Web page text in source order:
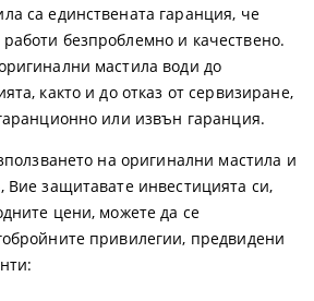
са единствената гаранция, че
безпроблемно и качествено.
мастила води до
както и до отказ от сервизиране,
или извън гаранция.
на оригинални мастила и
Вие защитавате инвестицията си,
цени, можете да се
привилегии, предвидени